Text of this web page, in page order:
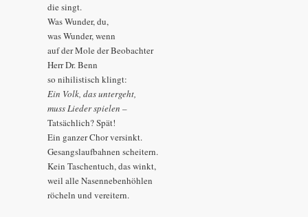
die singt.
Was Wunder, du,
was Wunder, wenn
auf der Mole der Beobachter
Herr Dr. Benn
so nihilistisch klingt:
Ein Volk, das untergeht,
muss Lieder spielen –
Tatsächlich? Spät!
Ein ganzer Chor versinkt.
Gesangslaufbahnen scheitern.
Kein Taschentuch, das winkt,
weil alle Nasennebenhöhlen
röcheln und vereitern.